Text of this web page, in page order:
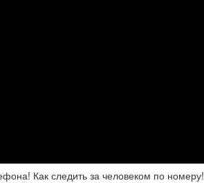
Как следить за человеком по номеру!